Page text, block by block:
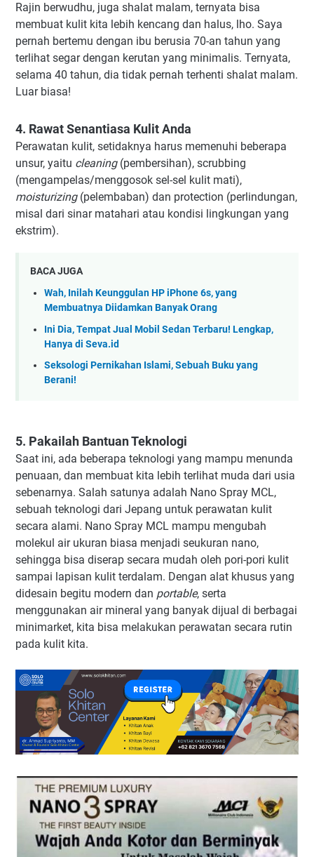
Rajin berwudhu, juga shalat malam, ternyata bisa
membuat kulit kita lebih kencang dan halus, lho. Saya
pernah bertemu dengan ibu berusia 70-an tahun yang
terlihat segar dengan kerutan yang minimalis. Ternyata,
selama 40 tahun, dia tidak pernah terhenti shalat malam.
Luar biasa!
4. Rawat Senantiasa Kulit Anda
Perawatan kulit, setidaknya harus memenuhi beberapa
unsur, yaitu cleaning(pembersihan), scrubbing
(mengampelas/menggosok sel-sel kulit mati),
moisturizing(pelembaban) dan protection (perlindungan,
misal dari sinar matahari atau kondisi lingkungan yang
ekstrim).
BACA JUGA
Wah, Inilah Keunggulan HP iPhone 6s, yang
Membuatnya Diidamkan Banyak Orang
Ini Dia, Tempat Jual Mobil Sedan Terbaru! Lengkap,
Hanya di Seva.id
Seksologi Pernikahan Islami, Sebuah Buku yang
Berani!
5. Pakailah Bantuan Teknologi
Saat ini, ada beberapa teknologi yang mampu menunda
penuaan, dan membuat kita lebih terlihat muda dari usia
sebenarnya. Salah satunya adalah Nano Spray MCL,
sebuah teknologi dari Jepang untuk perawatan kulit
secara alami. Nano Spray MCL mampu mengubah
molekul air ukuran biasa menjadi seukuran nano,
sehingga bisa diserap secara mudah oleh pori-pori kulit
sampai lapisan kulit terdalam. Dengan alat khusus yang
didesain begitu modern dan portable, serta
menggunakan air mineral yang banyak dijual di berbagai
minimarket, kita bisa melakukan perawatan secara rutin
pada kulit kita.